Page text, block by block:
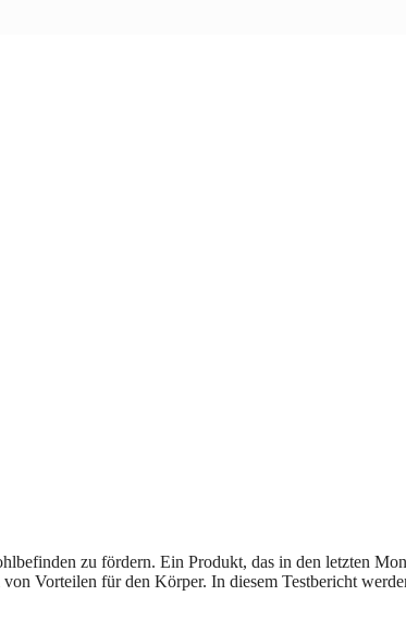
zu fördern. Ein Produkt, das in den letzten
Vorteilen für den Körper. In diesem Testbericht